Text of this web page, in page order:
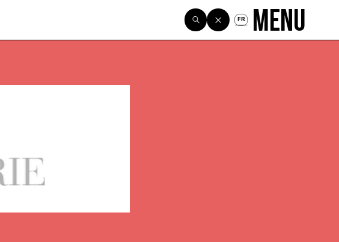
FR Menu